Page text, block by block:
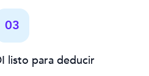
03
listo para deducir